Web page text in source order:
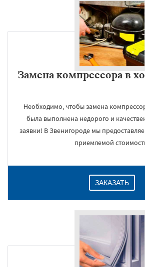
Замена компрессора в
Необходимо, чтобы замена
была выполнена недорого и
заявки! В Звенигороде мы
приемлемой
ЗАКАЗАТЬ